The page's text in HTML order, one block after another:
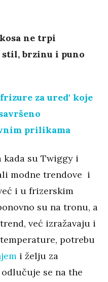
ne trpi
stil, brzinu i puno
za ured' koje
prilikama
kada su Twiggy i
modne trendove i
i u frizerskim
su na tronu, a
već izražavaju i
potrebu
i želju za
se na the